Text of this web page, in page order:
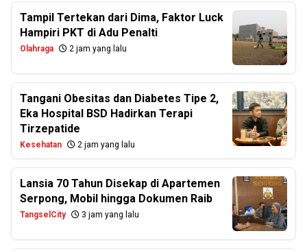
Tampil Tertekan dari Dima, Faktor Luck
Hampiri PKT di Adu Penalti
Olahraga 2 jam yang lalu
Tangani Obesitas dan Diabetes Tipe 2,
Eka Hospital BSD Hadirkan Terapi
Tirzepatide
Kesehatan 2 jam yang lalu
Lansia 70 Tahun Disekap di Apartemen
Serpong, Mobil hingga Dokumen Raib
TangselCity 3 jam yang lalu